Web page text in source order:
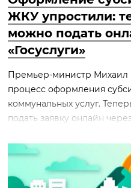
ЖКУ упростили:
можно подать
«Госуслуги»
Премьер-министр Михаил
процесс оформления
коммунальных услуг.
подать заявку онлайн